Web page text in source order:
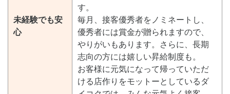
未経験でも安
心
す。
毎月、接客優秀者をノミネートし、
優秀者には賞金が贈られますので、
やりがいもあります。さらに、長期
志向の方には嬉しい昇給制度も。
お客様に元気になって帰っていただ
ける店作りをモットーとしているダ